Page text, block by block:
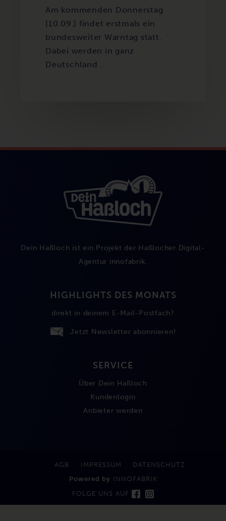
Am kommenden Donnerstag
(10.09.) findet erstmals ein
bundesweiter Warntag statt.
Dabei werden in ganz
Deutschland ...
Dein Haßloch ist ein Projekt der Haßlocher Digital-
Agentur innofabrik.
HIGHLIGHTS DES MONATS
direkt in deinem E-Mail-Postfach?
Jetzt Newsletter abonnieren!
SERVICE
Über Dein Haßloch
Kundenlogin
Anbieter werden
AGB IMPRESSUM
DATENSCHUTZ
Powered by INNOFABRIK
FOLGE UNS AUF